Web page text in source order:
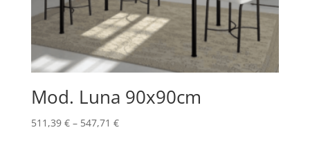
Mod. Luna 90x90cm
511,39 €– 547,71 €